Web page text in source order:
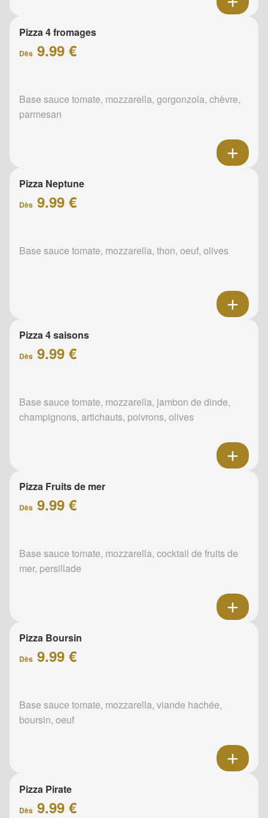
Pizza 4 fromages
Dès 9.99 €
Base sauce tomate, mozzarella, gorgonzola, chèvre,
parmesan
Pizza Neptune
Dès 9.99 €
Base sauce tomate, mozzarella, thon, oeuf, olives
Pizza 4 saisons
Dès 9.99 €
Base sauce tomate, mozzarella, jambon de dinde,
champignons, artichauts, poivrons, olives
Pizza Fruits de mer
Dès 9.99 €
Base sauce tomate, mozzarella, cocktail de fruits de
mer, persillade
Pizza Boursin
Dès 9.99 €
Base sauce tomate, mozzarella, viande hachée,
boursin, oeuf
Pizza Pirate
Dès 9.99 €